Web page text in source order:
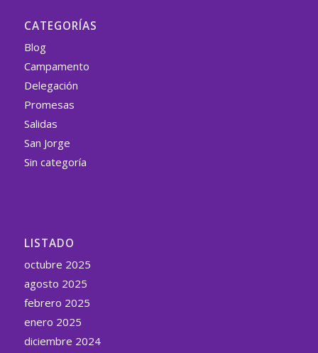
CATEGORÍAS
Blog
Campamento
Delegación
Promesas
Salidas
San Jorge
Sin categoría
LISTADO
octubre 2025
agosto 2025
febrero 2025
enero 2025
diciembre 2024